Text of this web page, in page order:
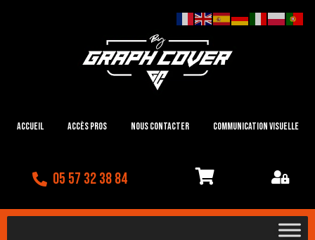
Accueil Accès Pros Nous contacter Communication visuelle
05 57 32 38 84